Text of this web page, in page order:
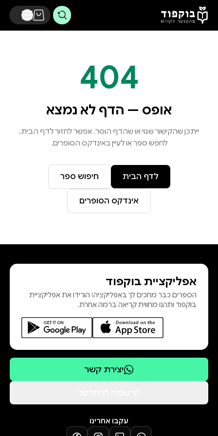
דלג לתוכן הראשי
404
אופס — הדף לא נמצא
ייתכן שהקישור שגוי או שהדף הוסר. אפשר לחזור לדף הבית,
לחפש ספר או לעיין באינדקס הסופרים.
לדף הבית חיפוש ספר
אינדקס הסופרים
אפליקציית בוקפוד
הספרים כבר מחכים לך באפליקציה! הורידו את אפליקציית
בוקפוד ותהנו מחווית קריאה ברמה אחרת.
יצירת קשר
עקבו אחרינו